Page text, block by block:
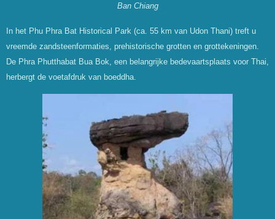
Ban Chiang
In het Phu Phra Bat Historical Park (ca. 55 km van Udon Thani) treft u
vreemde zandsteenformaties, prehistorische grotten en grottekeningen.
De Phra Phutthabat Bua Bok, een belangrijke bedevaartsplaats voor Thai,
herbergt de voetafdruk van boeddha.